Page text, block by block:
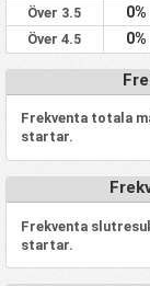
Över 3.5 0%
Över 4.5 0%
Frekventa totala
startar.
Frekventa
startar.